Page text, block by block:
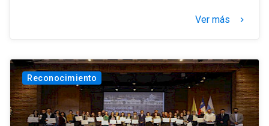
Ver más keyboard_arrow_right
Reconocimiento